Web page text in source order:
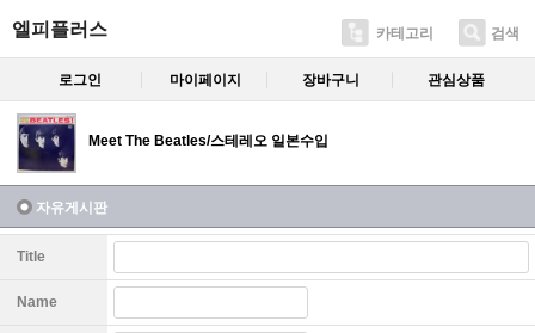
엘피플러스 카테고리 검색
로그인 마이페이지 장바구니 관심상품
Meet The Beatles/스테레오 일본수입
자유게시판
Title
Name